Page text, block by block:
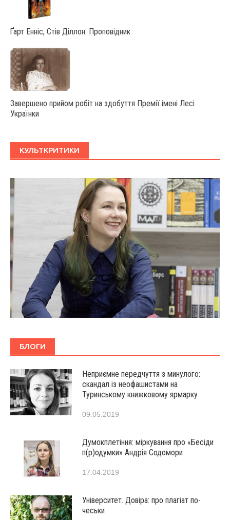
Ґарт Енніс, Стів Діллон. Проповідник
Завершено прийом робіт на здобуття Премії імені Лесі
Українки
КУЛЬТКРИТИКИ
БЛОГИ
Неприємне передчуття з минулого:
скандал із неофашистами на
Туринському книжковому ярмарку
09.05.2019
Думокплетіння: міркування про «Бесіди
п(р)одумки» Андрія Содомори
17.04.2019
Університет. Довіра: про плагіат по-
чеськи